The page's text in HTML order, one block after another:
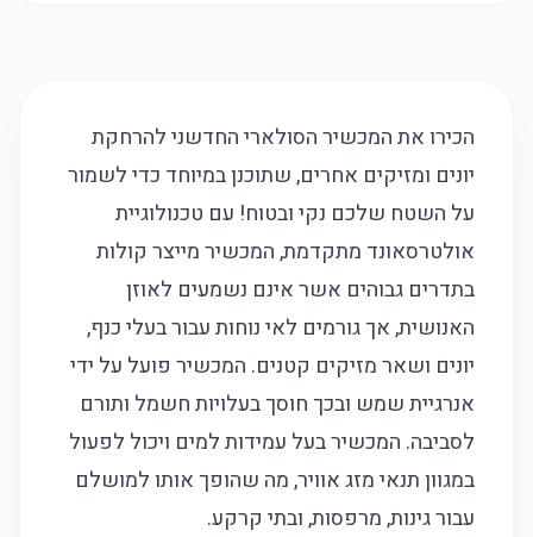
הכירו את המכשיר הסולארי החדשני להרחקת
יונים ומזיקים אחרים, שתוכנן במיוחד כדי לשמור
על השטח שלכם נקי ובטוח! עם טכנולוגיית
אולטרסאונד מתקדמת, המכשיר מייצר קולות
בתדרים גבוהים אשר אינם נשמעים לאוזן
האנושית, אך גורמים לאי נוחות עבור בעלי כנף,
יונים ושאר מזיקים קטנים. המכשיר פועל על ידי
אנרגיית שמש ובכך חוסך בעלויות חשמל ותורם
לסביבה. המכשיר בעל עמידות למים ויכול לפעול
במגוון תנאי מזג אוויר, מה שהופך אותו למושלם
עבור גינות, מרפסות, ובתי קרקע.